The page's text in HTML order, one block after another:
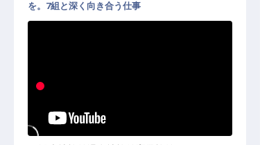
月8,000円～の寮完備
を。7組と深く向き合う仕事